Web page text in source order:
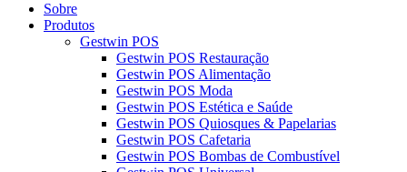
Sobre
Produtos
Gestwin POS
Gestwin POS Restauração
Gestwin POS Alimentação
Gestwin POS Moda
Gestwin POS Estética e Saúde
Gestwin POS Quiosques & Papelarias
Gestwin POS Cafetaria
Gestwin POS Bombas de Combustível